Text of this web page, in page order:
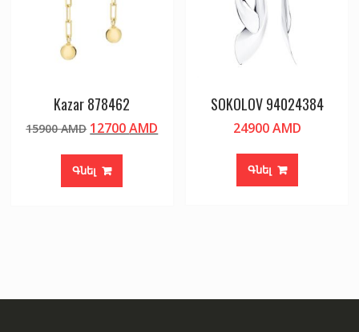
Kazar 878462
15900AMD Original
was:
15900 AMD.
12700AMD
Գնել
SOKOLOV 94024384
24900AMD
Գնել